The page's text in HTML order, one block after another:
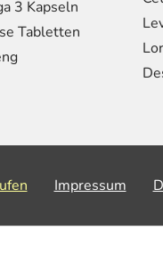
3 Kapseln
Tabletten
Impressum